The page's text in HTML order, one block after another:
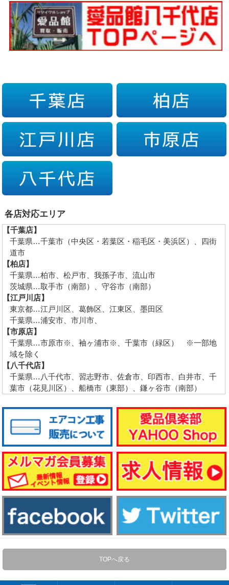
各店対応エリア
【千葉店】
千葉県…千葉市（中央区・若葉区・稲毛区・美浜区）、四街
道市
【柏店】
千葉県…柏市、松戸市、我孫子市、流山市
茨城県…取手市（南部）、守谷市（南部）
【江戸川店】
東京都…江戸川区、葛飾区、江東区、墨田区
千葉県…浦安市、市川市、
【市原店】
千葉県…市原市※、袖ヶ浦市※、千葉市（緑区） ※一部地
域を除く
【八千代店】
千葉県…八千代市、習志野市、佐倉市、印西市、白井市、千
葉市（花見川区）、船橋市（東部）、鎌ヶ谷市（南部）
TOPへ戻る